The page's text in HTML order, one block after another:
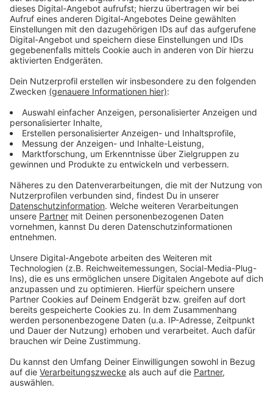
bekannt. Das Bohrloch werde derzeit von den
Stadtwerken Kempen als Grundwassermessstelle
genutzt, sagte eine Sprecherin des Geologischen
Dienstes. Die Stadtwerke hatten die Bohrung bei
Untersuchungsbeginn ausdrücklich begrüßt. Die
Ergebnisse seien nicht nur für die Region von
Bedeutung, sondern auch für die Stadtwerke. «Sie
können wertvolle Hinweise für eine zukunftsfähige,
nachhaltige Wärmeversorgung liefern», hatte
Geschäftsführer Daniel Banzhaf gesagt.
Anzeige
Schichten zwischen 80 und 100 Metern
besonders geeignet
Anzeige
Das Bohrteam stieß bereits ab etwa 30 Metern auf
die ersten Feinsande der Grafenberg-Formation.
Zwischen 80 und 100 Metern zeigte sich dann der
entscheidende Bereich: gröbere, kaum schluffig-tonige
Sande mit vielen Muschelschalenresten und hoher
Wasserführung. Diese Strukturen bieten den
benötigten Porenraum, um Wärme im Untergrund zu
speichern.